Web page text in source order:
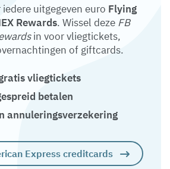
uitgegeven euro Flying
Rewards. Wissel deze FB
in voor vliegtickets,
of giftcards.
vliegtickets
betalen
annuleringsverzekering
Express creditcards